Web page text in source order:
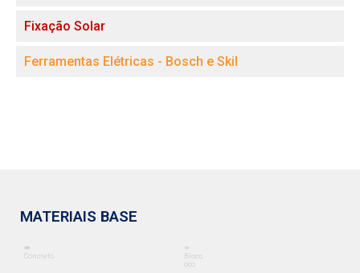
Fixação Solar
Ferramentas Elétricas - Bosch e Skil
MATERIAIS BASE
Concreto
Bloco
oco